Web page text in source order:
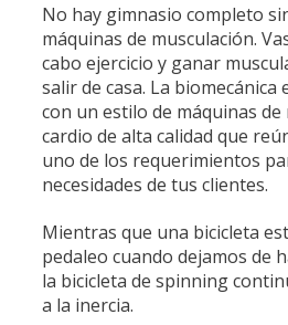
No hay gimnasio completo
máquinas de musculación.
cabo ejercicio y ganar
salir de casa. La biomecánica
con un estilo de máquinas de
cardio de alta calidad que
uno de los requerimientos
necesidades de tus clientes.
Mientras que una bicicleta
pedaleo cuando dejamos de
la bicicleta de spinning
a la inercia.